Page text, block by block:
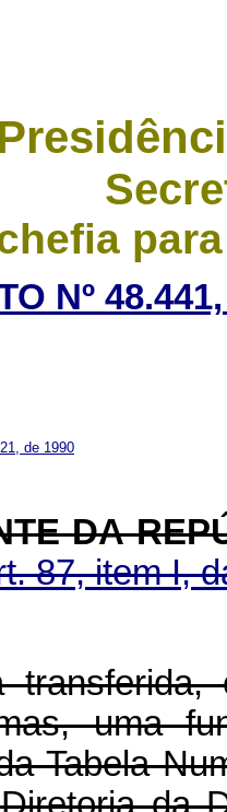
Nº
de 1990
DA
87, item I,
uma
Tabela
da